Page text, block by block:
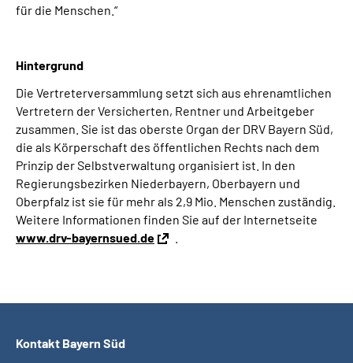
für die Menschen.“
Hintergrund
Die Vertreterversammlung setzt sich aus ehrenamtlichen
Vertretern der Versicherten, Rentner und Arbeitgeber
zusammen. Sie ist das oberste Organ der DRV Bayern Süd,
die als Körperschaft des öffentlichen Rechts nach dem
Prinzip der Selbstverwaltung organisiert ist. In den
Regierungsbezirken Niederbayern, Oberbayern und
Oberpfalz ist sie für mehr als 2,9 Mio. Menschen zuständig.
Weitere Informationen finden Sie auf der Internetseite
www.drv-bayernsued.de
Kontakt Bayern Süd